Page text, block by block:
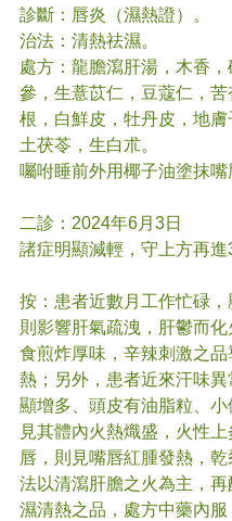
診斷：唇炎（濕熱證）。
治法：清熱祛濕。
處方：龍膽瀉肝湯，木香
參，生薏苡仁，豆蔻仁，
根，白鮮皮，牡丹皮，地膚
土茯苓，生白朮。
囑咐睡前外用椰子油塗抹嘴
二診：2024年6月3日
諸症明顯減輕，守上方再進
按：患者近數月工作忙碌，
則影響肝氣疏洩，肝鬱而化
食煎炸厚味，辛辣刺激之
熱；另外，患者近來汗味異
顯增多、頭皮有油脂粒、
見其體內火熱熾盛，火性上
唇，則見嘴唇紅腫發熱，
法以清瀉肝膽之火為主，再
濕清熱之品，處方中藥內服